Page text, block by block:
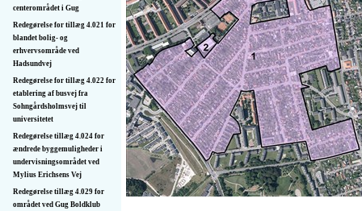
centerområdet i Gug
Redegørelse for tillæg 4.021 for
blandet bolig- og
erhvervsområde ved
Hadsundvej
Redegørelse for tillæg 4.022 for
etablering af busvej fra
Sohngårdsholmsvej til
universitetet
Redegørelse tillæg 4.024 for
ændrede byggemuligheder i
undervisningsområdet ved
Mylius Erichsens Vej
Redegørelse tillæg 4.029 for
området ved Gug Boldklub